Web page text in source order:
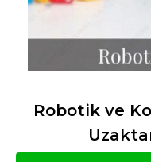
Robotik ve